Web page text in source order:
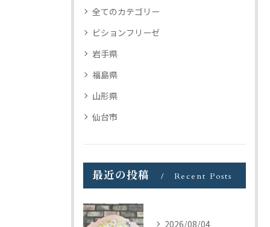
全てのカテゴリー
ビションフリーゼ
岩手県
福島県
山形県
仙台市
最近の投稿 Recent Posts
2026/08/04